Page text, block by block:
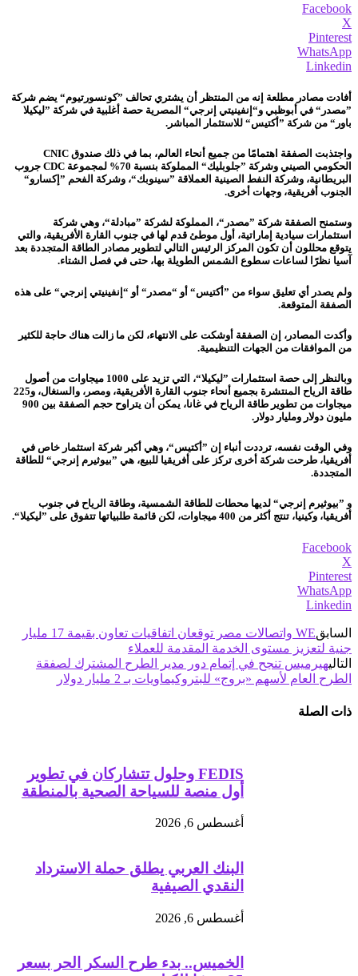
Facebook
X
Pinterest
WhatsApp
Linkedin
أفادت مصادر مطلعة إنه من المنتظر أن يشتري تحالف ”كونسورتيوم“ يضم شركة
”مصدر“ في أبوظبي و“إنفينيتي إنرجي“ المصرية حصة أغلبية في شركة ”ليكيلا
باور“ من شركة ”أكتيس“ للاستثمار المباشر.
واجتذبت الصفقة اهتمامًا من جميع أنحاء العالم، بما في ذلك صندوق CNIC
الحكومي الصيني وشركة ”جلوبليك“ المملوكة بنسبة 70% لمجموعة CDC جروب
البريطانية، وشركة النفط الصينية العملاقة ”سينوبك“، وشركة الفحم ”إكسارو“
الجنوب أفريقية، وجهات أخرى.
وستمنح الصفقة شركة ”مصدر“، المملوكة لشركة ”مبادلة“، وهي شركة
استثمارات سيادية إماراتية، أول موطئ قدم لها في جنوب القارة الأفريقية، والتي
يتوقع محللون أن تكون المركز الرئيس التالي لتطوير مصادر الطاقة المتجددة بعد
آسيا نظرًا لساعات سطوع الشمس الطويلة بها، حتى في فصل الشتاء.
ولم يصدر أي تعليق سواء من ”أكتيس“ أو “مصدر“ أو “إنفينيتي إنرجي“ على هذه
الصفقة المتوقعة.
وأكدت المصادر، إن الصفقة أوشكت على الانتهاء، لكن ما زالت هناك حاجة للكثير
من الموافقات من الجهات التنظيمية.
وبالنظر إلى حصة استثمارات ”ليكيلا“، التي تزيد على 1000 ميجاوات من أصول
طاقة الرياح المنتشرة بجميع أنحاء جنوب القارة الأفريقية، ومصر، والسنغال، و225
ميجاوات من تطوير طاقة الرياح في غانا، يمكن أن يتراوح حجم الصفقة بين 900
مليون دولار ومليار دولار.
وفي الوقت نفسه، ترددت أنباء إن ”أكتيس“، وهي أكبر شركة استثمار خاص في
أفريقيا، طرحت شركة أخرى تركز على أفريقيا للبيع، هي ”بيوثيرم إنرجي“ للطاقة
المتجددة.
و ”بيوثيرم إنرجي“ لديها محطات للطاقة الشمسية، وطاقة الرياح في جنوب
أفريقيا، وكينيا، تنتج أكثر من 400 ميجاوات، لكن قائمة طلبياتها تتفوق على ”ليكيلا“.
Facebook
X
Pinterest
WhatsApp
Linkedin
السابق
WE واتصالات مصر توقعان اتفاقيات تعاون بقيمة 17 مليار
جنية لتعزيز مستوى الخدمة المقدمة للعملاء
التاليهيرميس تنجح في إتمام دور مدير الطرح المشترك لصفقة
الطرح العام لأسهم «بروج» للبتروكيماويات بـ 2 مليار دولار
ذات الصلة
FEDIS وحلول تتشاركان في تطوير
أول منصة للسياحة الصحية بالمنطقة
أغسطس 6, 2026
البنك العربي يطلق حملة الاسترداد
النقدي الصيفية
أغسطس 6, 2026
الخميس.. بدء طرح السكر الحر بسعر